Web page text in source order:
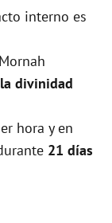
interno es
divinidad
hora y en
21 días